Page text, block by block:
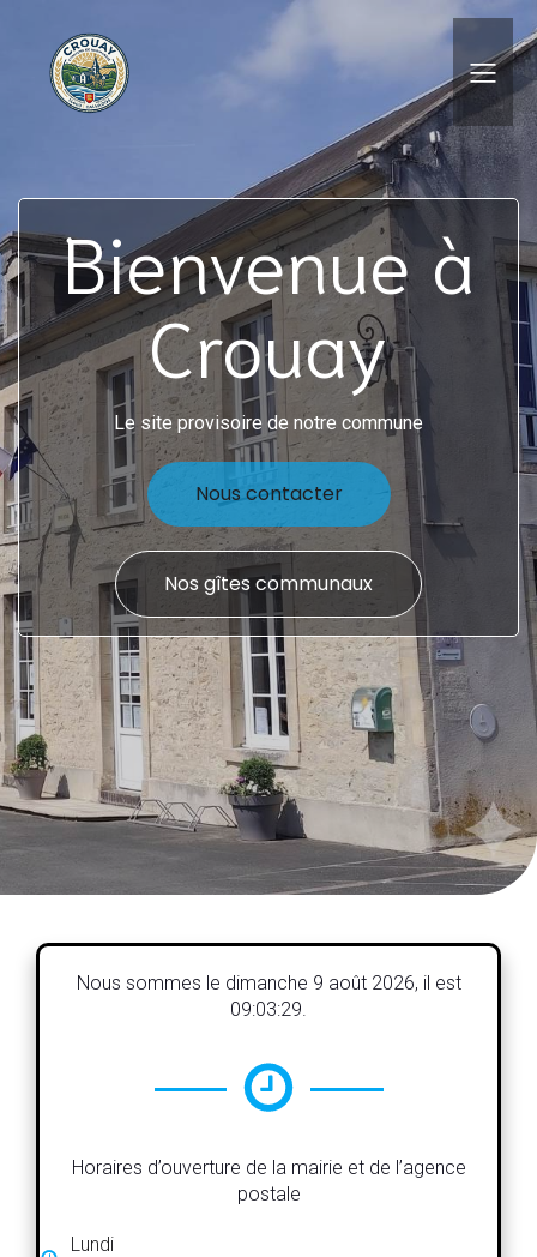
Content
navigation
Bienvenue à
Crouay
Le site provisoire de notre commune
Nous contacter
Nos gîtes communaux
Nous sommes le dimanche 9 août 2026, il est
09:03:30.
Horaires d’ouverture de la mairie et de l’agence
postale
Lundi